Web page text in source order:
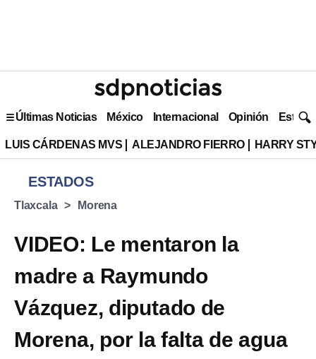
Últimas Noticias México Internacional Opinión Estilo
LUIS CÁRDENAS MVS ALEJANDRO FIERRO HARRY
ESTADOS
Tlaxcala Morena
VIDEO: Le mentaron la
madre a Raymundo
Vázquez, diputado de
Morena, por la falta de agua